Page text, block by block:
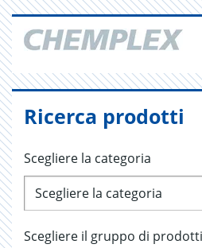
Ricerca prodotti
Scegliere la categoria
Scegliere la categoria
Scegliere il gruppo di prodotti